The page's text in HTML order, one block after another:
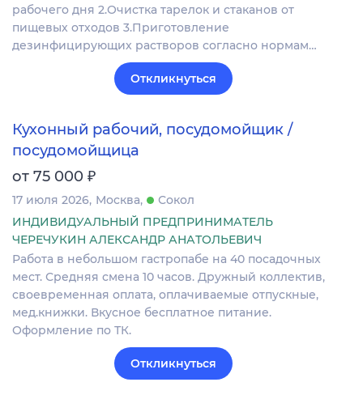
рабочего дня 2.Очистка тарелок и стаканов от
пищевых отходов 3.Приготовление
дезинфицирующих растворов согласно нормам…
Откликнуться
Кухонный рабочий, посудомойщик /
посудомойщица
от 75 000 ₽
17 июля 2026 Москва
Сокол
ИНДИВИДУАЛЬНЫЙ ПРЕДПРИНИМАТЕЛЬ
ЧЕРЕЧУКИН АЛЕКСАНДР АНАТОЛЬЕВИЧ
Работа в небольшом гастропабе на 40 посадочных
мест. Средняя смена 10 часов. Дружный коллектив,
своевременная оплата, оплачиваемые отпускные,
мед.книжки. Вкусное бесплатное питание.
Оформление по ТК.
Откликнуться